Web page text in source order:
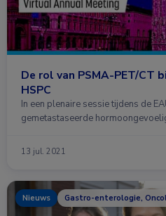
De rol van PSMA-PET/CT
HSPC
In een plenaire sessie tijdens de
gemetastaseerde
13 jul. 2021
Nieuws Gastro-enterologie,